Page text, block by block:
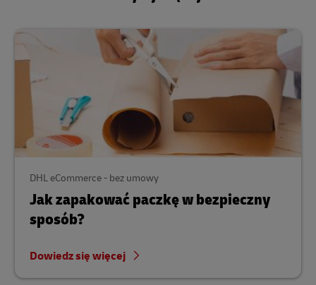
DHL eCommerce - bez umowy
Jak zapakować paczkę w bezpieczny
sposób?
Dowiedz się więcej